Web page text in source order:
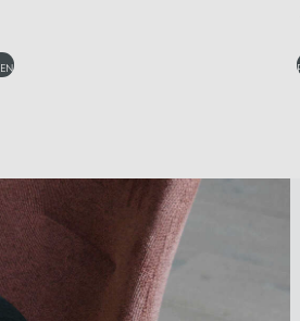
mee helpen?